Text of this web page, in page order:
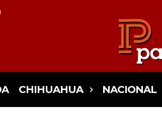
CHIHUAHUA NACIONAL